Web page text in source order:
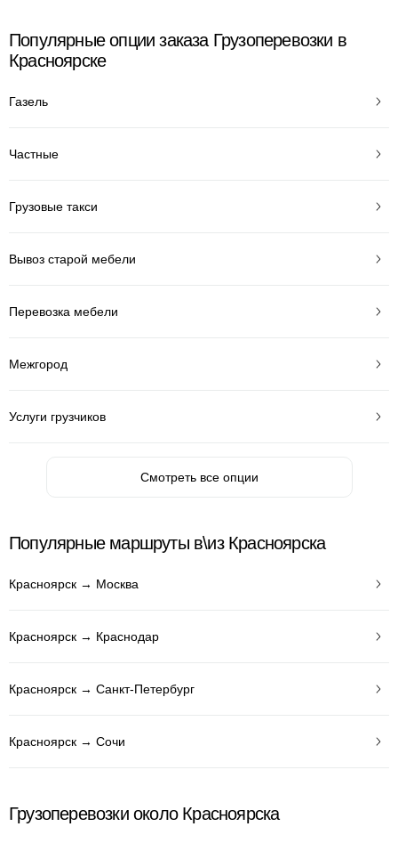
Популярные опции заказа Грузоперевозки в
Красноярске
Газель
Частные
Грузовые такси
Вывоз старой мебели
Перевозка мебели
Межгород
Услуги грузчиков
Смотреть все опции
Популярные маршруты в\из Красноярска
Красноярск → Москва
Красноярск → Краснодар
Красноярск → Санкт-Петербург
Красноярск → Сочи
Грузоперевозки около Красноярска